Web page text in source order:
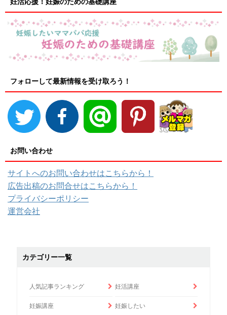
フォローして最新情報を受け取ろう！
お問い合わせ
サイトへのお問い合わせはこちらから！
広告出稿のお問合せはこちらから！
プライバシーポリシー
運営会社
カテゴリー一覧
人気記事ランキング 妊活講座
妊娠講座 妊娠したい